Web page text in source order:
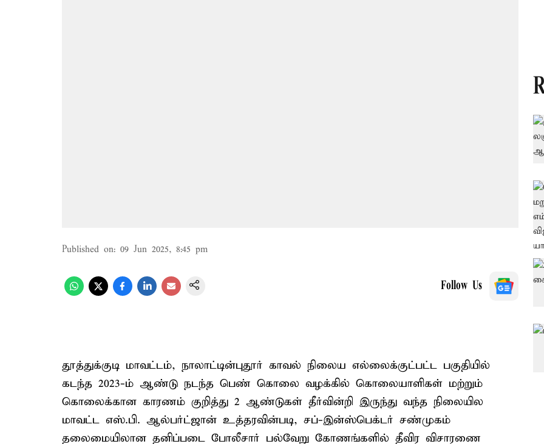
Published on: 09 Jun 2025, 8:45 pm
Follow Us
தூத்துக்குடி மாவட்டம், நாலாட்டின்புதூர் காவல் நிலைய எல்லைக்குட்பட்ட பகுதியில்
கடந்த 2023-ம் ஆண்டு நடந்த பெண் கொலை வழக்கில் கொலையாளிகள் மற்றும்
கொலைக்கான காரணம் குறித்து 2 ஆண்டுகள் தீர்வின்றி இருந்து வந்த நிலையில
மாவட்ட எஸ்.பி. ஆல்பர்ட்ஜான் உத்தரவின்படி, சப்-இன்ஸ்பெக்டர் சண்முகம்
தலைமையிலான தனிப்படை போலீசார் பல்வேறு கோணங்களில் தீவிர விசாரணை